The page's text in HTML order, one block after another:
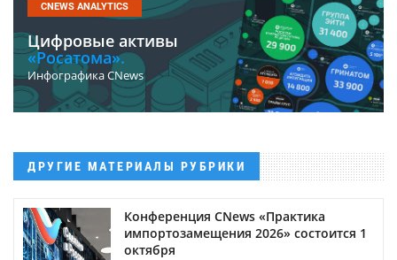
CNEWS ANALYTICS
Цифровые активы
«Росатома».
Инфографика CNews
ДРУГИЕ МАТЕРИАЛЫ РУБРИКИ
Конференция CNews «Практика
импортозамещения 2026» состоится 1
октября